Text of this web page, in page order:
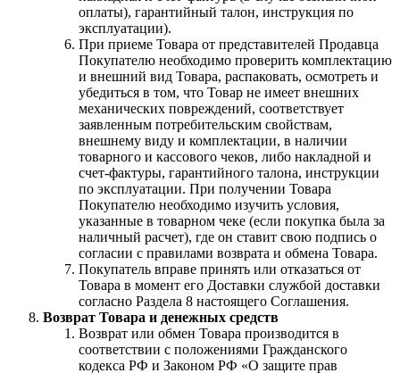
оплаты), гарантийный талон, инструкция по
эксплуатации).
При приеме Товара от представителей Продавца
Покупателю необходимо проверить комплектацию
и внешний вид Товара, распаковать, осмотреть и
убедиться в том, что Товар не имеет внешних
механических повреждений, соответствует
заявленным потребительским свойствам,
внешнему виду и комплектации, в наличии
товарного и кассового чеков, либо накладной и
счет-фактуры, гарантийного талона, инструкции
по эксплуатации. При получении Товара
Покупателю необходимо изучить условия,
указанные в товарном чеке (если покупка была за
наличный расчет), где он ставит свою подпись о
согласии с правилами возврата и обмена Товара.
Покупатель вправе принять или отказаться от
Товара в момент его Доставки службой доставки
согласно Раздела 8 настоящего Соглашения.
Возврат Товара и денежных средств
Возврат или обмен Товара производится в
соответствии с положениями Гражданского
кодекса РФ и Законом РФ «О защите прав